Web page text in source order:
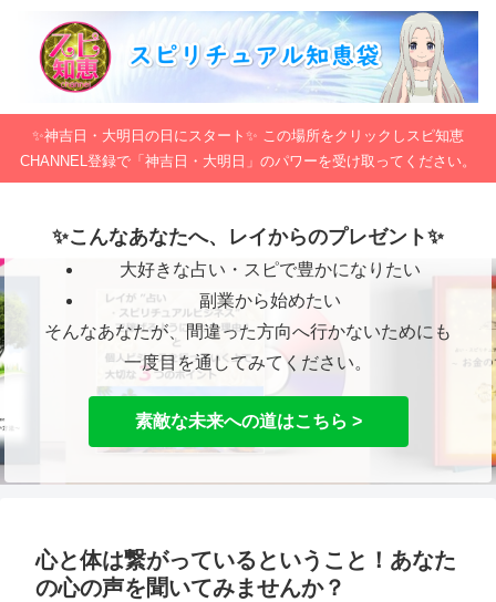
✨神吉日・大明日の日にスタート✨ この場所をクリックしスピ知恵
CHANNEL登録で「神吉日・大明日」のパワーを受け取ってください。
✨こんなあなたへ、レイからのプレゼント✨
大好きな占い・スピで豊かになりたい
副業から始めたい
そんなあなたが、間違った方向へ行かないためにも
一度目を通してみてください。
素敵な未来への道はこちら >
心と体は繋がっているということ！あなた
の心の声を聞いてみませんか？